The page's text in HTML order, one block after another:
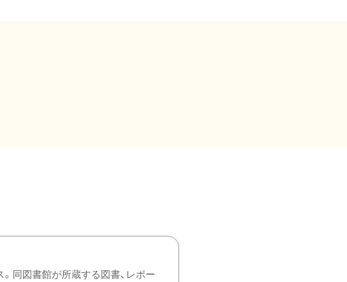
同図書館が所蔵する図書、レポー